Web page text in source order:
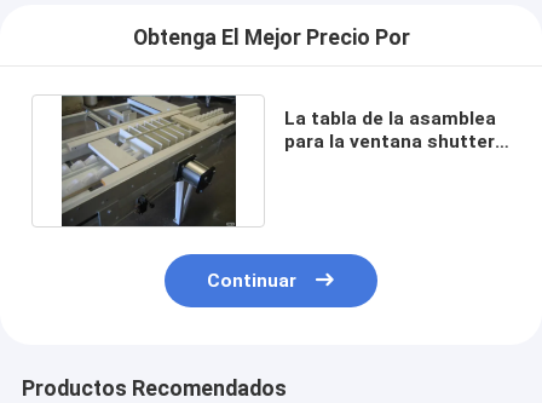
Obtenga El Mejor Precio Por
La tabla de la asamblea
para la ventana shutters
Continuar
Productos Recomendados